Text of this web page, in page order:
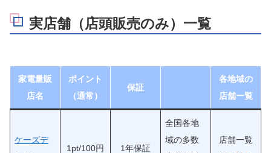
実店舗（店頭販売のみ）一覧
家電量販
店名
ポイント
（通常）
保証
各地域の
店舗一覧
ケーズデ
1pt/100円 1年保証
全国各地
域の多数
店舗一覧